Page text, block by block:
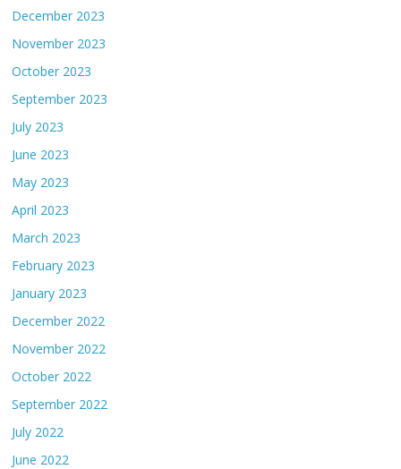
December 2023
November 2023
October 2023
September 2023
July 2023
June 2023
May 2023
April 2023
March 2023
February 2023
January 2023
December 2022
November 2022
October 2022
September 2022
July 2022
June 2022